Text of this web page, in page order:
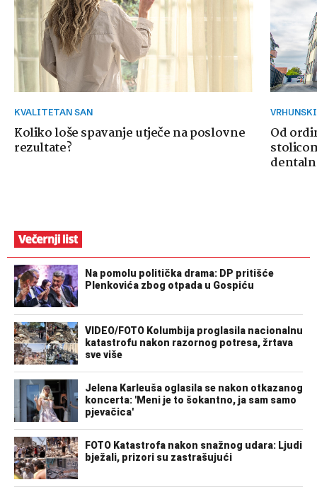
KVALITETAN SAN
Koliko loše spavanje utječe na poslovne
rezultate?
Od